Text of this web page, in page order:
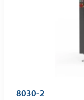
8030-2